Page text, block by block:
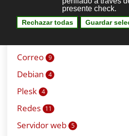
Bases de datos 0
Mysql 6
Correo 9
Debian 4
Plesk 4
Redes 11
Servidor web 5